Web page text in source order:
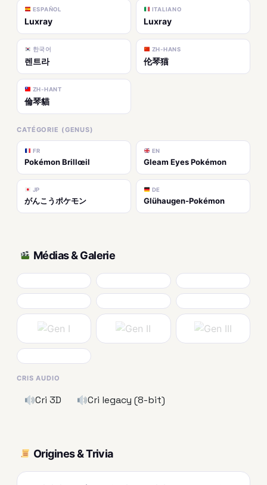
ESPAÑOL
Luxray
ITALIANO
Luxray
한국어
렌트라
ZH-HANS
伦琴猫
ZH-HANT
倫琴貓
CATÉGORIE (GENUS)
FR
Pokémon Brillœil
EN
Gleam Eyes Pokémon
JP
がんこうポケモン
DE
Glühaugen-Pokémon
Médias & Galerie
CRIS AUDIO
Cri 3D Cri legacy (8-bit)
Origines & Trivia